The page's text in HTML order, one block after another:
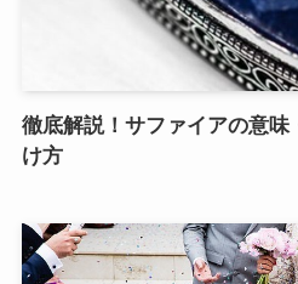
徹底解説！サファイアの意
け方